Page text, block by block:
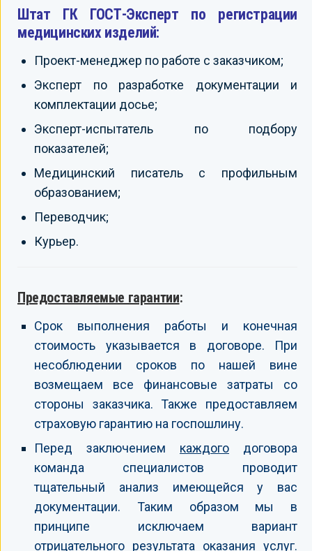
Штат ГК ГОСТ-Эксперт по регистрации
медицинских изделий:
Проект-менеджер по работе с заказчиком;
Эксперт по разработке документации и
комплектации досье;
Эксперт-испытатель по подбору
показателей;
Медицинский писатель с профильным
образованием;
Переводчик;
Курьер.
Предоставляемые гарантии:
Срок выполнения работы и конечная
стоимость указывается в договоре. При
несоблюдении сроков по нашей вине
возмещаем все финансовые затраты со
стороны заказчика. Также предоставляем
страховую гарантию на госпошлину.
Перед заключением каждого договора
команда специалистов проводит
тщательный анализ имеющейся у вас
документации. Таким образом мы в
принципе исключаем вариант
отрицательного результата оказания услуг.